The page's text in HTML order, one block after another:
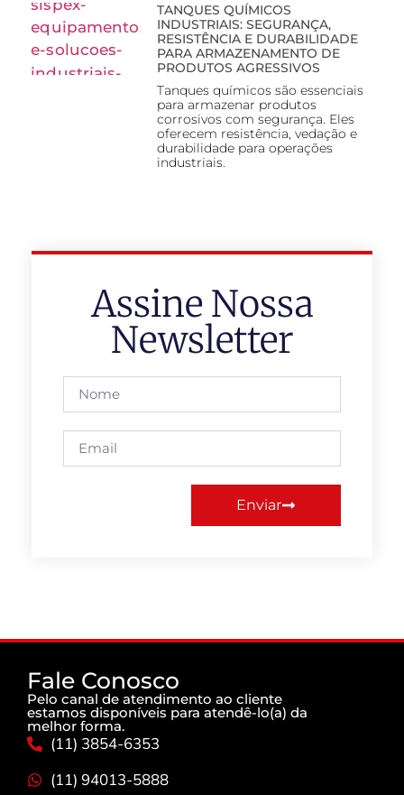
TANQUES QUÍMICOS
INDUSTRIAIS: SEGURANÇA,
RESISTÊNCIA E DURABILIDADE
PARA ARMAZENAMENTO DE
PRODUTOS AGRESSIVOS
Tanques químicos são essenciais
para armazenar produtos
corrosivos com segurança. Eles
oferecem resistência, vedação e
durabilidade para operações
industriais.
Assine Nossa
Newsletter
Enviar
Fale Conosco
Pelo canal de atendimento ao cliente
estamos disponíveis para atendê-lo(a) da
melhor forma.
(11) 3854-6353
(11) 94013-5888